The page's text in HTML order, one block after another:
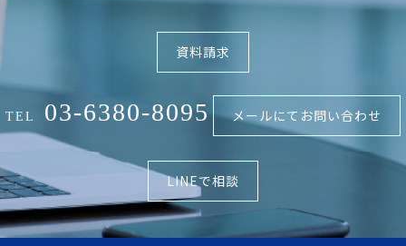
資料請求
TEL 03-6380-8095 メールにてお問い合わせ
LINEで相談